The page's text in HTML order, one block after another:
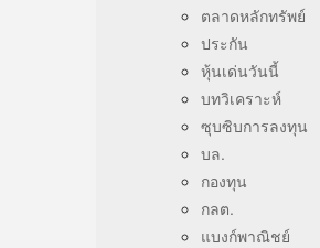
ตลาดหลักทรัพย์
ประกัน
หุ้นเด่นวันนี้
บทวิเคราะห์
ซุบซิบการลงทุน
บล.
กองทุน
กลต.
แบงก์พาณิชย์